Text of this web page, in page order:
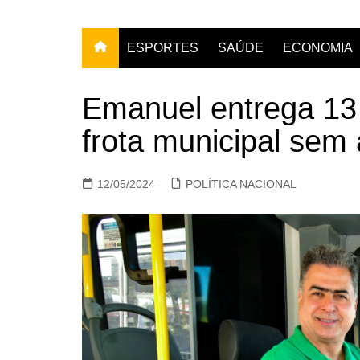
ESPORTES SAÚDE ECONOMIA
Emanuel entrega
frota municipal sem
12/05/2024 POLÍTICA NACIONAL